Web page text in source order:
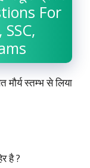
For
मौर्य स्तम्भ से लिया
है ?